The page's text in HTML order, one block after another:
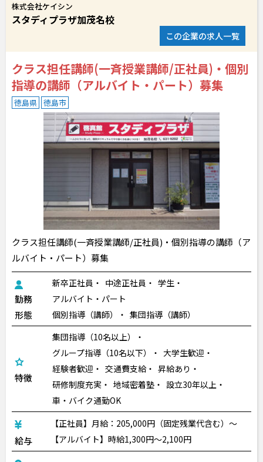
株式会社ケイシン
スタディプラザ加茂名校
この企業の求人一覧
クラス担任講師(一斉授業講師/正社員)・個別
指導の講師（アルバイト・パート）募集
徳島県 徳島市
クラス担任講師(一斉授業講師/正社員)・個別指導の講師（ア
ルバイト・パート）募集
勤務
形態
新卒正社員 中途正社員
学生
アルバイト・パート
個別指導（講師）
集団指導（講師）
特徴
集団指導（10名以上）
グループ指導（10名以下）
大学生歓迎
経験者歓迎
交通費支給
昇給あり
研修制度充実
地域密着塾
設立30年以上
車・バイク通勤OK
給与
【正社員】月給：205,000円（固定残業代含む）～
【アルバイト】時給1,300円〜2,100円